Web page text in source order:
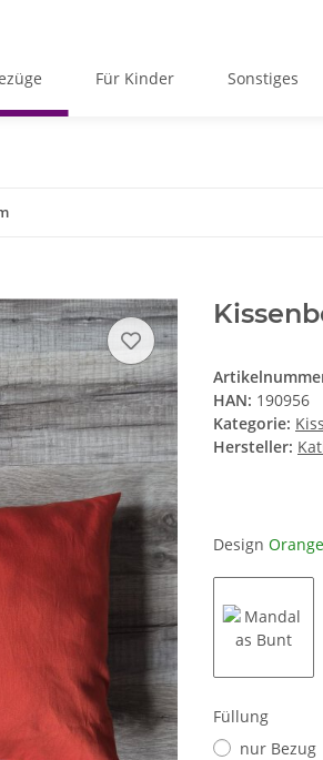
Für Kinder Sonstiges
HAN: 190956
Kategorie:
Hersteller:
Design Orange
Füllung
nur Bezug